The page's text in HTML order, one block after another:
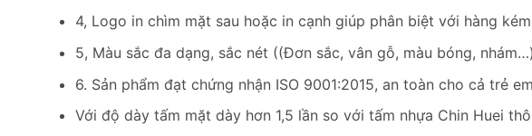
4, Logo in chìm mặt sau hoặc in cạnh giúp phân biệt với hàng
5, Màu sắc đa dạng, sắc nét ((Đơn sắc, vân gỗ, màu bóng, nhám…)
6. Sản phẩm đạt chứng nhận ISO 9001:2015, an toàn cho cả trẻ em
Với độ dày tấm mặt dày hơn 1,5 lần so với tấm nhựa Chin Huei